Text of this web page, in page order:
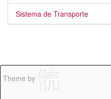
Sistema de Transporte
Theme by